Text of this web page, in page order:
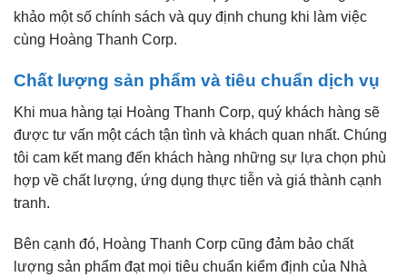
khảo một số chính sách và quy định chung khi làm việc
cùng Hoàng Thanh Corp.
Chất lượng sản phẩm và tiêu chuẩn dịch vụ
Khi mua hàng tại Hoàng Thanh Corp, quý khách hàng sẽ
được tư vấn một cách tận tình và khách quan nhất. Chúng
tôi cam kết mang đến khách hàng những sự lựa chọn phù
hợp về chất lượng, ứng dụng thực tiễn và giá thành cạnh
tranh.
Bên cạnh đó, Hoàng Thanh Corp cũng đảm bảo chất
lượng sản phẩm đạt mọi tiêu chuẩn kiểm định của Nhà